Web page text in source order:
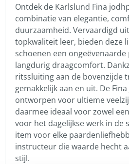
Ontdek de Karlslund Fina
combinatie van elegantie,
duurzaamheid. Vervaardigd
topkwaliteit leer, bieden deze
schoenen een
langdurig draagcomfort.
ritssluiting aan de bovenzijde
gemakkelijk aan en uit. De
ontworpen voor ultieme
daarmee ideaal voor zowel
voor het dagelijkse werk in de
item voor elke
instructeur die waarde hecht
stijl.